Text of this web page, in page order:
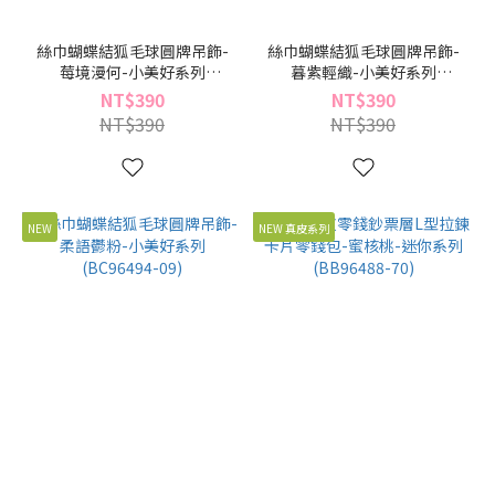
絲巾蝴蝶結狐毛球圓牌吊飾-
莓境漫何-小美好系列
(BC96494-70)
NT$390
NT$390
絲巾蝴蝶結狐毛球圓牌吊飾-
暮紫輕織-小美好系列
(BC96494-24)
NT$390
NT$390
NEW NEW 真皮系列